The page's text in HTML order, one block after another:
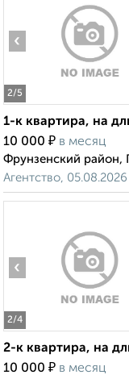
2/5
‹
1-к квартира, на
10 000 ₽ в месяц
Фрунзенский район,
Агентство, 05.08.2026
2/4
‹
2-к квартира, на
10 000 ₽ в месяц